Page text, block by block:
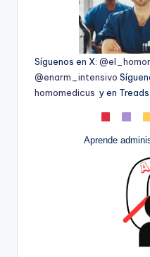
Síguenos en X:
@enarm_intensivo
homomedicus y en
Aprende